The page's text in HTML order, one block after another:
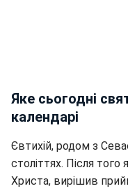
Яке сьогодні
календарі
Євтихій, родом з
століттях. Після того
Христа, вирішив